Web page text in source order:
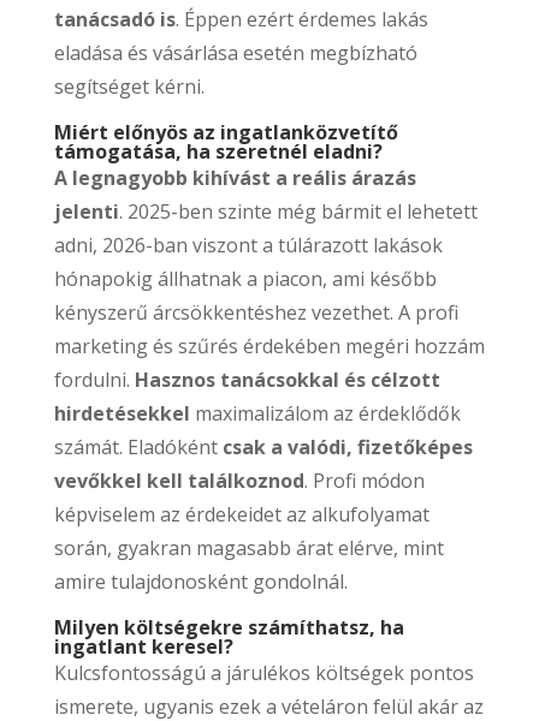
tanácsadó is. Éppen ezért érdemes lakás
eladása és vásárlása esetén megbízható
segítséget kérni.
Miért előnyös az ingatlanközvetítő
támogatása, ha szeretnél eladni?
A legnagyobb kihívást a reális árazás
jelenti. 2025-ben szinte még bármit el lehetett
adni, 2026-ban viszont a túlárazott lakások
hónapokig állhatnak a piacon, ami később
kényszerű árcsökkentéshez vezethet. A profi
marketing és szűrés érdekében megéri hozzám
fordulni. Hasznos tanácsokkal és célzott
hirdetésekkel maximalizálom az érdeklődők
számát. Eladóként csak a valódi, fizetőképes
vevőkkel kell találkoznod. Profi módon
képviselem az érdekeidet az alkufolyamat
során, gyakran magasabb árat elérve, mint
amire tulajdonosként gondolnál.
Milyen költségekre számíthatsz, ha
ingatlant keresel?
Kulcsfontosságú a járulékos költségek pontos
ismerete, ugyanis ezek a vételáron felül akár az